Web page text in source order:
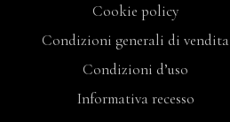
Cookie policy
Condizioni generali di vendita
Condizioni d’uso
Informativa recesso